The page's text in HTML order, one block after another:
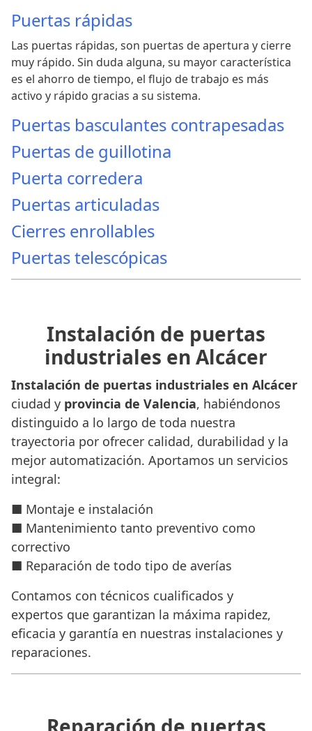
Puertas rápidas
Las puertas rápidas, son puertas de apertura y cierre
muy rápido. Sin duda alguna, su mayor característica
es el ahorro de tiempo, el flujo de trabajo es más
activo y rápido gracias a su sistema.
Puertas basculantes contrapesadas
Puertas de guillotina
Puerta corredera
Puertas articuladas
Cierres enrollables
Puertas telescópicas
Instalación de puertas
industriales en Alcácer
Instalación de puertas industriales en Alcácer
ciudad y provincia de Valencia, habiéndonos
distinguido a lo largo de toda nuestra
trayectoria por ofrecer calidad, durabilidad y la
mejor automatización. Aportamos un servicios
integral:
■ Montaje e instalación
■ Mantenimiento tanto preventivo como
correctivo
■ Reparación de todo tipo de averías
Contamos con técnicos cualificados y
expertos que garantizan la máxima rapidez,
eficacia y garantía en nuestras instalaciones y
reparaciones.